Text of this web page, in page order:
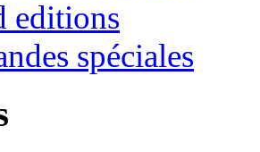
editions
spéciales